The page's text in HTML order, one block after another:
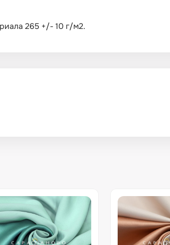
265 +/- 10 г/м2.